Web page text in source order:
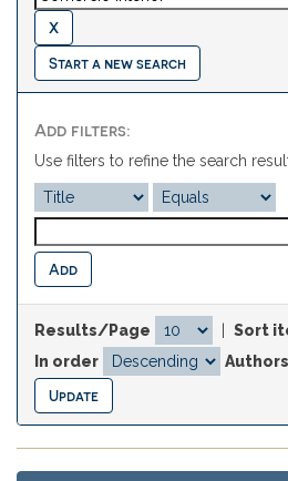
Start a new search
Add filters:
Use filters to refine the search
Results/Page
Sort
In order